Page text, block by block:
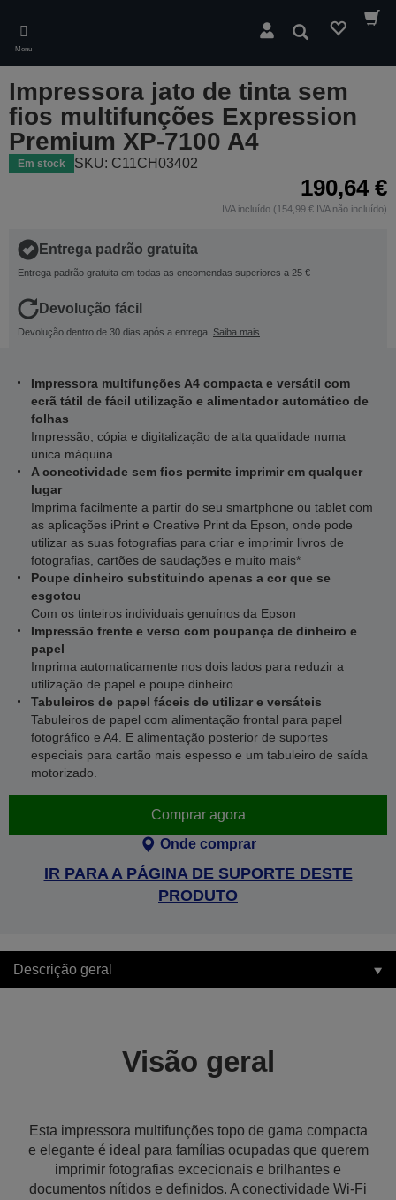
main
content
Menu
Pesquisar
Impressora jato de tinta sem
fios multifunções Expression
Premium XP-7100 A4
Em stock SKU: C11CH03402
190,64 €
IVA incluído (154,99 € IVA não incluído)
Entrega padrão gratuita
Entrega padrão gratuita em todas as encomendas superiores a 25 €
Devolução fácil
Devolução dentro de 30 dias após a entrega. Saiba mais
Impressora multifunções A4 compacta e versátil com
ecrã tátil de fácil utilização e alimentador automático de
folhas
Impressão, cópia e digitalização de alta qualidade numa
única máquina
A conectividade sem fios permite imprimir em qualquer
lugar
Imprima facilmente a partir do seu smartphone ou tablet com
as aplicações iPrint e Creative Print da Epson, onde pode
utilizar as suas fotografias para criar e imprimir livros de
fotografias, cartões de saudações e muito mais*
Poupe dinheiro substituindo apenas a cor que se
esgotou
Com os tinteiros individuais genuínos da Epson
Impressão frente e verso com poupança de dinheiro e
papel
Imprima automaticamente nos dois lados para reduzir a
utilização de papel e poupe dinheiro
Tabuleiros de papel fáceis de utilizar e versáteis
Tabuleiros de papel com alimentação frontal para papel
fotográfico e A4. E alimentação posterior de suportes
especiais para cartão mais espesso e um tabuleiro de saída
motorizado.
Comprar agora
Onde comprar
IR PARA A PÁGINA DE SUPORTE DESTE
PRODUTO
Descrição geral
Visão geral
Esta impressora multifunções topo de gama compacta
e elegante é ideal para famílias ocupadas que querem
imprimir fotografias excecionais e brilhantes e
documentos nítidos e definidos. A conectividade Wi-Fi